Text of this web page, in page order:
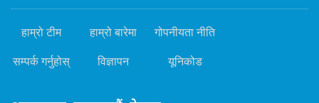
हाम्रो टीम हाम्रो बारेमा गोपनीयता नीति
सम्पर्क गर्नुहोस् विज्ञापन यूनिकोड